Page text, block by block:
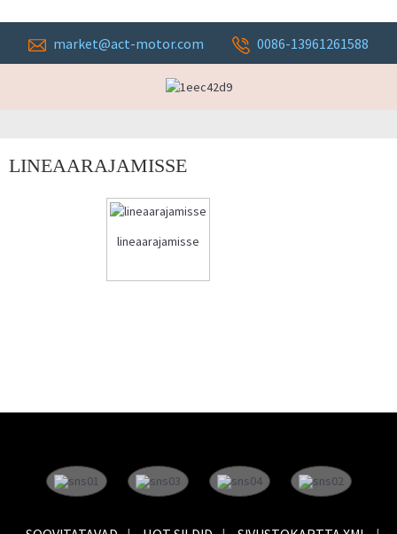
market@act-motor.com 0086-13961261588
LINEAARAJAMISSE
lineaarajamisse